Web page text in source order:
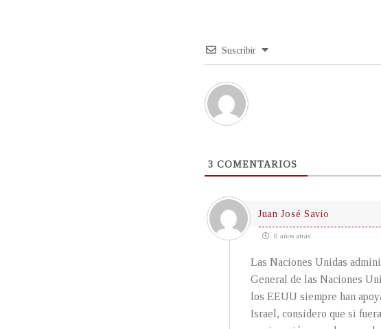
Suscribir
3 COMENTARIOS
Juan José Savio
8 años atrás
Las Naciones Unidas
General de las Naciones
los EEUU siempre han
Israel, considero que si